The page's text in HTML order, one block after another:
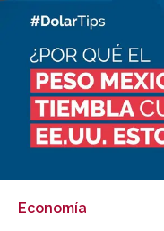
Economía